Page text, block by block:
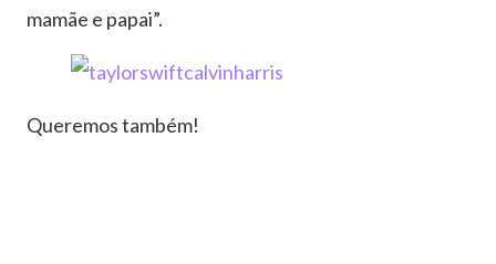
mamãe e papai”.
Queremos também!